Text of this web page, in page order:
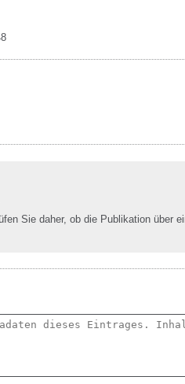
Sie daher, ob die Publikation über